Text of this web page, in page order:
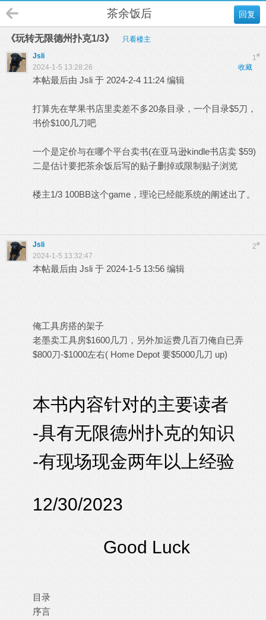
回复
茶余饭后
《玩转无限德州扑克1/3》 只看楼主
1#
Jsli
收藏
2024-1-5 13:28:26
本帖最后由 Jsli 于 2024-2-4 11:24 编辑
打算先在苹果书店里卖差不多20条目录，一个目录$5刀，
书价$100几刀吧
一个是定价与在哪个平台卖书(在亚马逊kindle书店卖 $59)
二是估计要把茶余饭后写的贴子删掉或限制贴子浏览
楼主1/3 100BB这个game，理论已经能系统的阐述出了。
2#
Jsli
2024-1-5 13:32:47
本帖最后由 Jsli 于 2024-1-5 13:56 编辑
俺工具房搭的架子
老墨卖工具房$1600几刀，另外加运费几百刀俺自已弄
$800刀-$1000左右( Home Depot 要$5000几刀 up)
本书内容针对的主要读者
-具有无限德州扑克的知识
-有现场现金两年以上经验
12/30/2023
Good Luck
目录
序言